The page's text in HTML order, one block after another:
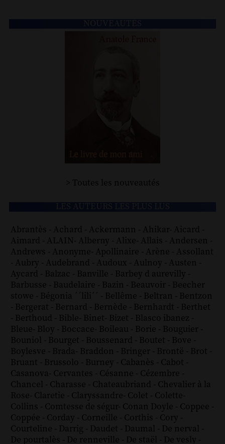
> Toutes les nouveautés
Abrantès - Achard - Ackermann - Ahikar- Aicard -
Aimard - ALAIN- Alberny - Alixe- Allais - Andersen -
Andrews - Anonyme- Apollinaire - Arène - Assollant
- Aubry - Audebrand - Audoux - Aulnoy - Austen -
Aycard - Balzac - Banville - Barbey d aurevilly -
Barbusse - Baudelaire - Bazin - Beauvoir - Beecher
stowe - Bégonia ´´lili´´ - Bellême - Beltran - Bentzon
- Bergerat - Bernard - Bernède - Bernhardt - Berthet
- Berthoud - Bible- Binet- Bizet - Blasco ibanez -
Bleue- Bloy - Boccace- Boileau - Borie - Bouguier -
Bouniol - Bourget - Boussenard - Boutet - Bove -
Boylesve - Brada- Braddon - Bringer - Brontë - Brot -
Bruant - Brussolo - Burney - Cabanès - Cabot -
Casanova- Cervantes - Césanne - Cézembre -
Chancel - Charasse - Chateaubriand - Chevalier à la
Rose- Claretie - Claryssandre- Colet - Colette-
Collins - Comtesse de ségur- Conan Doyle - Coppee -
Coppée - Corday - Corneille - Corthis - Cory -
Courteline - Darrig - Daudet - Daumal - De nerval -
De pourtalès - De renneville - De staël - De vesly -